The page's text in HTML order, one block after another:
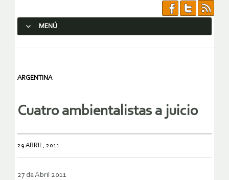
MENÚ
ARGENTINA
Cuatro ambientalistas a juicio
29 ABRIL, 2011
27 de Abril 2011